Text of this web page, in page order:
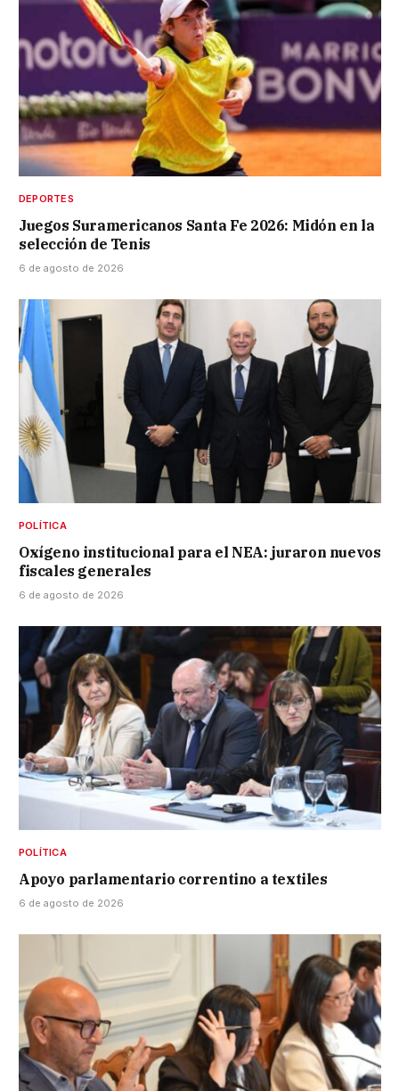
DEPORTES
Juegos Suramericanos Santa Fe 2026: Midón en la
selección de Tenis
6 de agosto de 2026
POLÍTICA
Oxígeno institucional para el NEA: juraron nuevos
fiscales generales
6 de agosto de 2026
POLÍTICA
Apoyo parlamentario correntino a textiles
6 de agosto de 2026